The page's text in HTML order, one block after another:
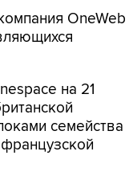
OneWeb
на 21
семейства